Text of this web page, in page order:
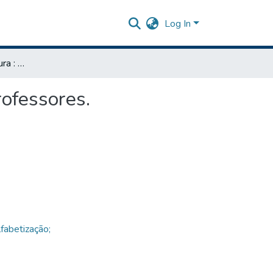
Log In
As dificuldades de leitura : curso de capacitação para professores.